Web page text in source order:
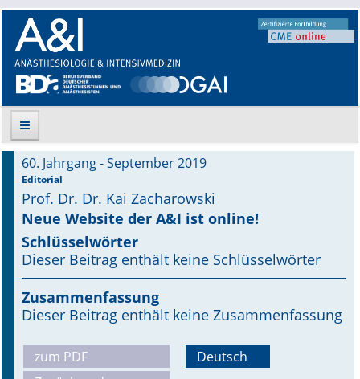
Suche
Aktuelle Ausgabe
Leitlinien
Supplements
Supplements OrphanAnesthesia
60. Jahrgang - September 2019
Editorial
Prof. Dr. Dr. Kai Zacharowski
Neue Website der A&I ist online!
Schlüsselwörter
Dieser Beitrag enthält keine Schlüsselwörter
Zusammenfassung
Dieser Beitrag enthält keine Zusammenfassung
zum PDF
Deutsch